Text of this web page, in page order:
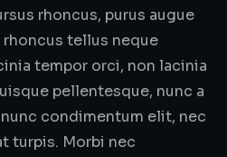
rhoncus, purus augue
tellus neque
tempor orci, non lacinia
pellentesque, nunc a
condimentum elit, nec
turpis. Morbi nec